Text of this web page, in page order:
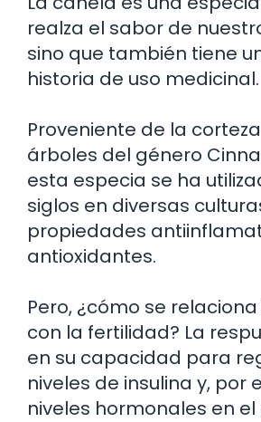
realza el sabor de
sino que también tiene
historia de uso medicinal.
Proveniente de la
árboles del género
esta especia se ha
siglos en diversas
propiedades
antioxidantes.
Pero, ¿cómo se
con la fertilidad? La
en su capacidad para
niveles de insulina y, por
niveles hormonales en el